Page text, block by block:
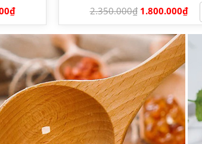
₫
2.350.000₫ 1.800.000₫